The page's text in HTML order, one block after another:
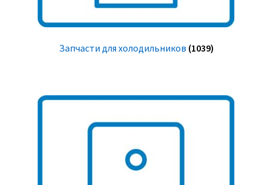
Запчасти для холодильников (1039)